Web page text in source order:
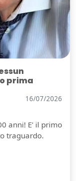
prima
16/07/2026
anni! E' il primo
traguardo.